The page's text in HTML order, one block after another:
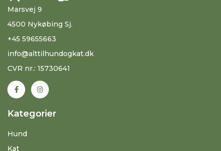
Marsvej 9
4500 Nykøbing Sj.
+45 59655663
info@alttilhundogkat.dk
CVR nr.: 15730641
Kategorier
Hund
Kat